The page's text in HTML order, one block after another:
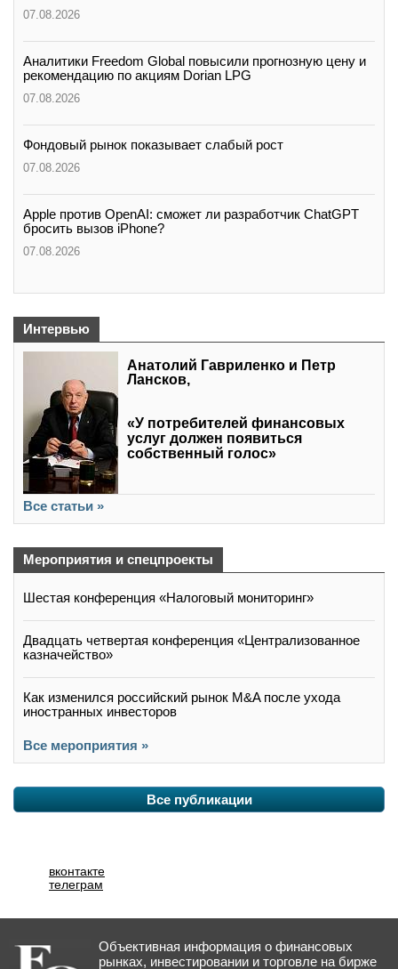
07.08.2026
Аналитики Freedom Global повысили прогнозную цену и
рекомендацию по акциям Dorian LPG
07.08.2026
Фондовый рынок показывает слабый рост
07.08.2026
Apple против OpenAI: сможет ли разработчик ChatGPT
бросить вызов iPhone?
07.08.2026
Интервью
Анатолий Гавриленко и Петр
Лансков,
«У потребителей финансовых
услуг должен появиться
собственный голос»
Все статьи »
Мероприятия и спецпроекты
Шестая конференция «Налоговый мониторинг»
Двадцать четвертая конференция «Централизованное
казначейство»
Как изменился российский рынок M&A после ухода
иностранных инвесторов
Все мероприятия »
Все публикации
вконтакте
телеграм
Объективная информация о финансовых
рынках, инвестировании и торговле на бирже